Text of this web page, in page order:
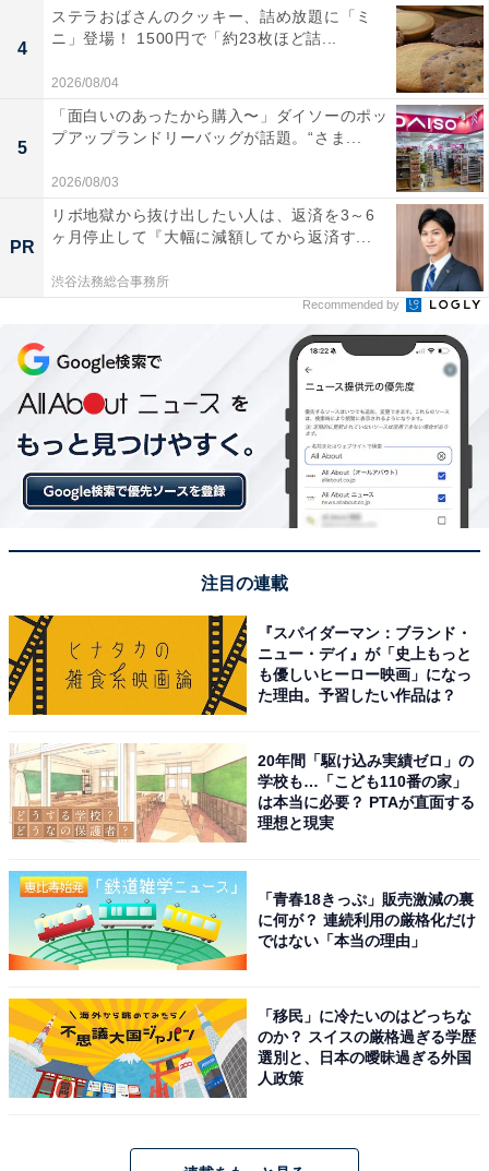
4
ステラおばさんのクッキー、詰め放題に「ミ
ニ」登場！ 1500円で「約23枚ほど詰...
2026/08/04
5
「面白いのあったから購入〜」ダイソーのポッ
プアップランドリーバッグが話題。“さま...
2026/08/03
PR
リボ地獄から抜け出したい人は、返済を3～6
ヶ月停止して『大幅に減額してから返済す...
渋谷法務総合事務所
Recommended by
注目の連載
『スパイダーマン：ブランド・
ニュー・デイ』が「史上もっと
も優しいヒーロー映画」になっ
た理由。予習したい作品は？
20年間「駆け込み実績ゼロ」の
学校も…「こども110番の家」
は本当に必要？ PTAが直面する
理想と現実
「青春18きっぷ」販売激減の裏
に何が？ 連続利用の厳格化だけ
ではない「本当の理由」
「移民」に冷たいのはどっちな
のか？ スイスの厳格過ぎる学歴
選別と、日本の曖昧過ぎる外国
人政策